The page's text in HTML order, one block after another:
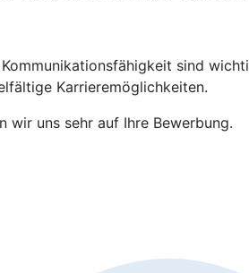
sind
Karrieremöglichkeiten.
wir uns sehr auf Ihre Bewerbung.